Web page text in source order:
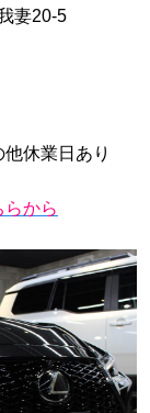
妻20-5
休業日あり
から